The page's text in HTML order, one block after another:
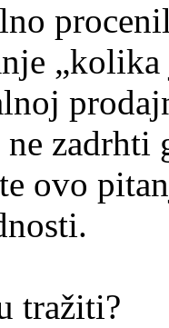
zadrhti
ovo
tražiti?